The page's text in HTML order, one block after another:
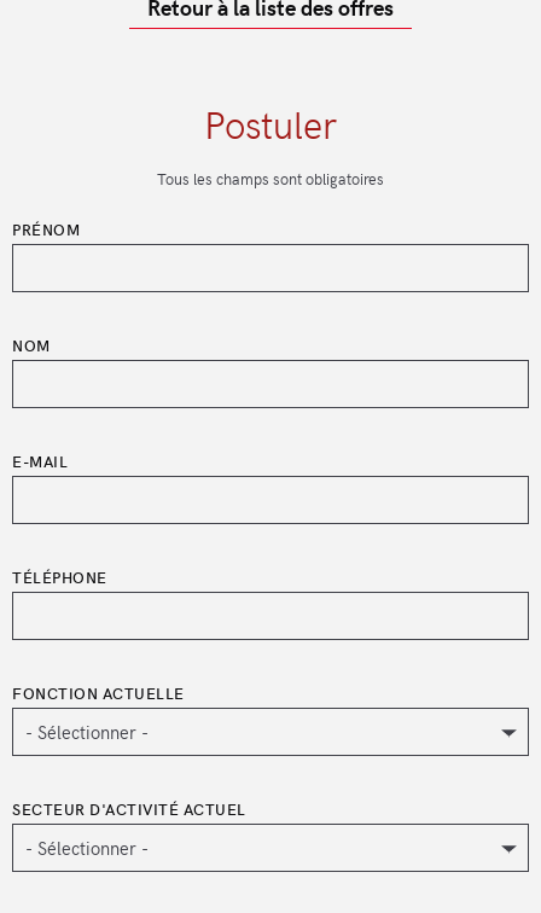
Retour à la liste des offres
Postuler
Tous les champs sont obligatoires
PRÉNOM
NOM
E-MAIL
TÉLÉPHONE
FONCTION ACTUELLE
SECTEUR D'ACTIVITÉ ACTUEL